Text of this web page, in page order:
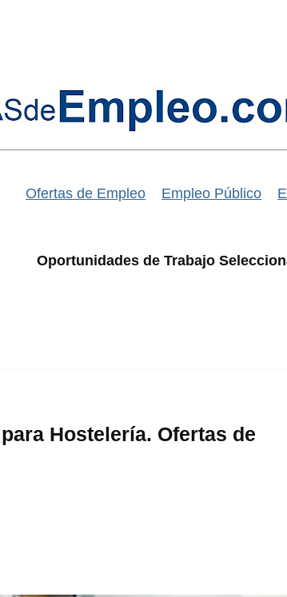
Ofertas de Empleo Empleo Público
Oportunidades de Trabajo
Hostelería. Ofertas de